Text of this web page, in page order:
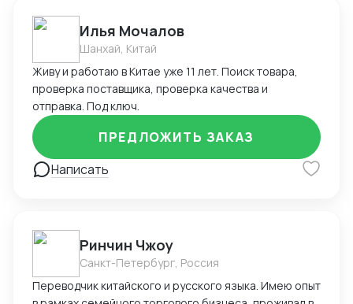
и сопровождения ВЭД.
Илья Мочалов
Шанхай, Китай
Живу и работаю в Китае уже 11 лет. Поиск товара,
проверка поставщика, проверка качества и
отправка. Под ключ.
Написать
ПРЕДЛОЖИТЬ ЗАКАЗ
Ринчин Чжоу
Санкт-Петербург, Россия
Переводчик китайского и русского языка. Имею опыт